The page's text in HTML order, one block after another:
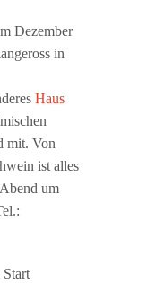
Dezember
in
Haus
mit. Von
ist alles
um